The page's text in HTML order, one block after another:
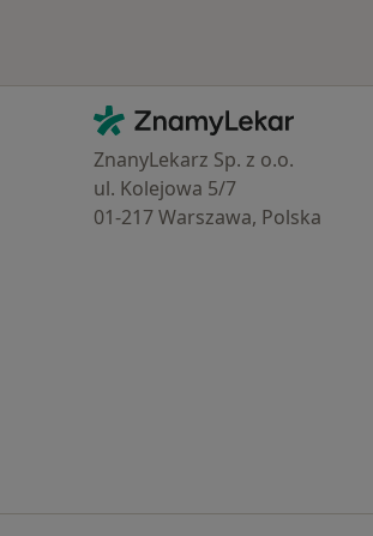
Kontakt
ZnamyLekar - Hlavní stránka
ZnanyLekarz Sp. z o.o.
ul. Kolejowa 5/7
01-217 Warszawa, Polska